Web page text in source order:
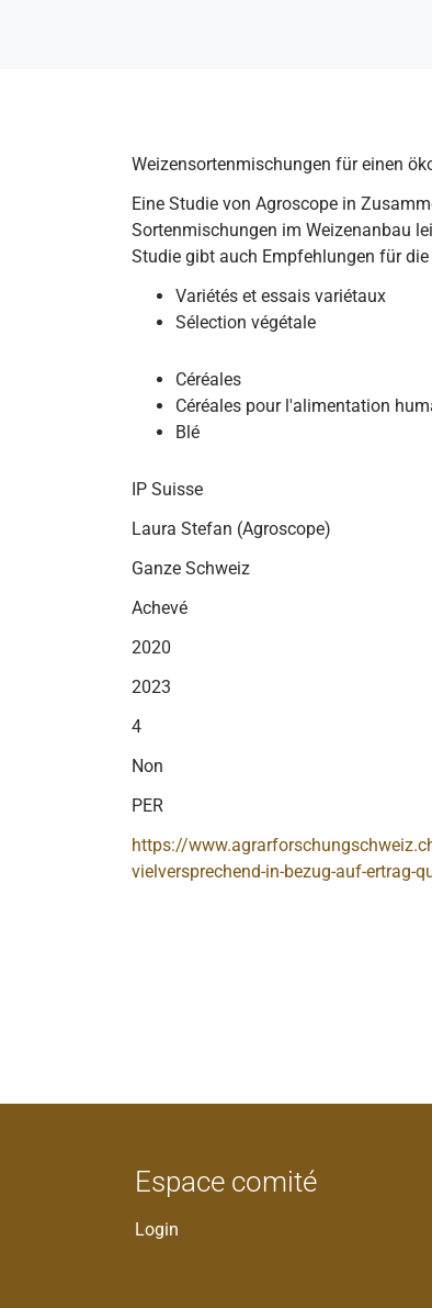
Weizensortenmischungen für einen
Eine Studie von Agroscope in
Sortenmischungen im Weizenanbau
Studie gibt auch Empfehlungen für die
Variétés et essais variétaux
Sélection végétale
Céréales
Céréales pour l'alimentation
Blé
IP Suisse
Laura Stefan (Agroscope)
Ganze Schweiz
Achevé
2020
2023
4
Non
PER
https://
vielversprechend-in-bezug-auf-ertrag-
Espace comité
Login